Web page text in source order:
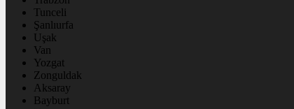
Tunceli
Şanlıurfa
Uşak
Van
Yozgat
Zonguldak
Aksaray
Bayburt